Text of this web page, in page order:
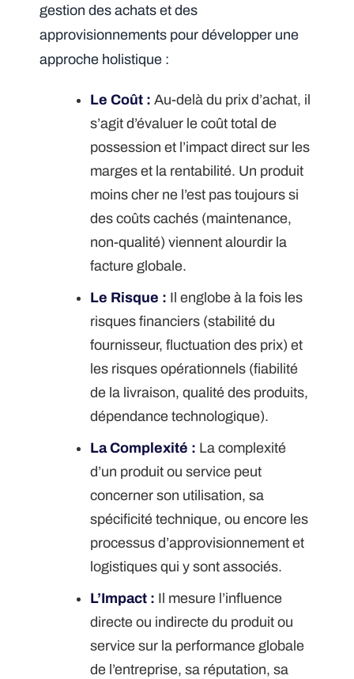
gestion des achats et des
approvisionnements pour développer une
approche holistique :
Le Coût : Au-delà du prix d’achat, il
s’agit d’évaluer le coût total de
possession et l’impact direct sur les
marges et la rentabilité. Un produit
moins cher ne l’est pas toujours si
des coûts cachés (maintenance,
non-qualité) viennent alourdir la
facture globale.
Le Risque : Il englobe à la fois les
risques financiers (stabilité du
fournisseur, fluctuation des prix) et
les risques opérationnels (fiabilité
de la livraison, qualité des produits,
dépendance technologique).
La Complexité : La complexité
d’un produit ou service peut
concerner son utilisation, sa
spécificité technique, ou encore les
processus d’approvisionnement et
logistiques qui y sont associés.
L’Impact : Il mesure l’influence
directe ou indirecte du produit ou
service sur la performance globale
de l’entreprise, sa réputation, sa